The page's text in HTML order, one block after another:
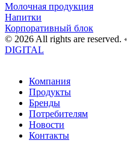
Молочная продукция
Напитки
Корпоративный блок
© 2026 All rights are
DIGITAL
Компания
Продукты
Бренды
Потребителям
Новости
Контакты